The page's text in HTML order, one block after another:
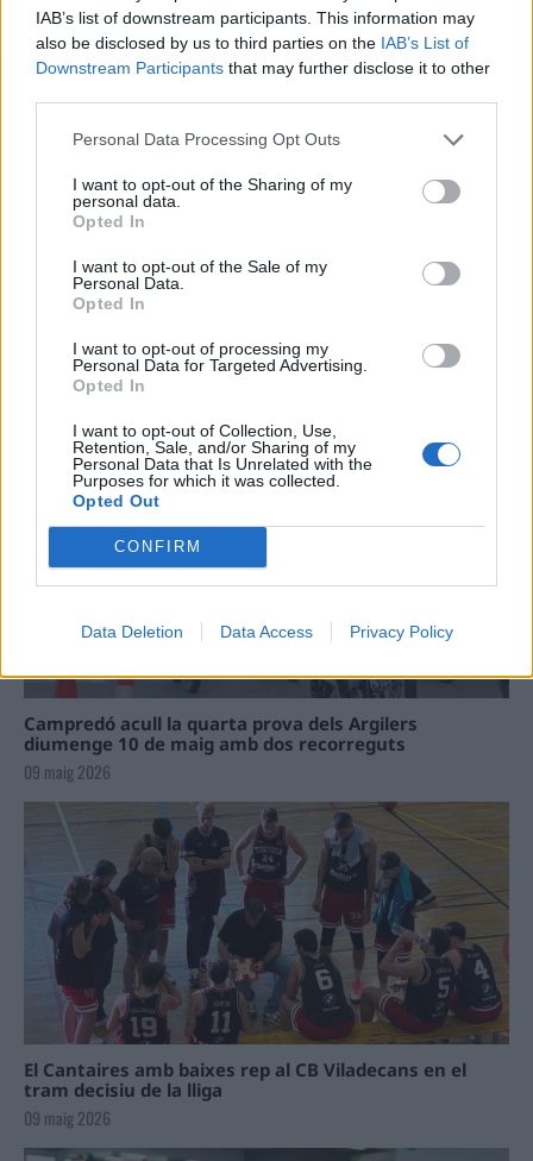
IAB’s list of downstream participants. This information may
also be disclosed by us to third parties on the IAB’s List of
Downstream Participants that may further disclose it to other
Personal Data Processing Opt Outs
I want to opt-out of the Sharing of my
personal data.
Opted In
I want to opt-out of the Sale of my
Personal Data.
Opted In
I want to opt-out of processing my
Personal Data for Targeted Advertising.
Opted In
I want to opt-out of Collection, Use,
Retention, Sale, and/or Sharing of my
Personal Data that Is Unrelated with the
Purposes for which it was collected.
Opted Out
CONFIRM
Data Deletion Data Access Privacy Policy
La Cursa de l’Aldea segona d’etiqueta d’or de la
Running Sèries Terres de l’Ebre
09 maig 2026
Campredó acull la quarta prova dels Argilers
diumenge 10 de maig amb dos recorreguts
09 maig 2026
El Cantaires amb baixes rep al CB Viladecans en el
tram decisiu de la lliga
09 maig 2026